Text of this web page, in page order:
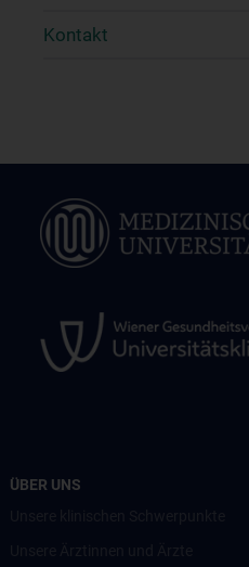
Kontakt
ÜBER UNS